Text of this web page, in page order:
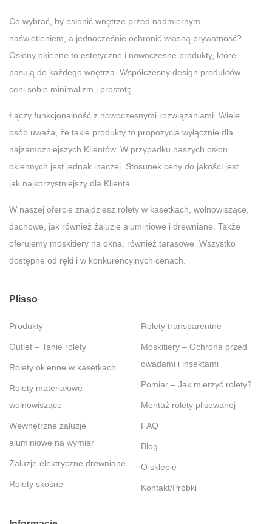
Co wybrać, by osłonić wnętrze przed nadmiernym
naświetleniem, a jednocześnie ochronić własną prywatność?
Osłony okienne to estetyczne i nowoczesne produkty, które
pasują do każdego wnętrza. Współczesny design produktów
ceni sobie minimalizm i prostotę.
Łączy funkcjonalność z nowoczesnymi rozwiązaniami. Wiele
osób uważa, że takie produkty to propozycja wyłącznie dla
najzamożniejszych Klientów. W przypadku naszych osłon
okiennych jest jednak inaczej. Stosunek ceny do jakości jest
jak najkorzystniejszy dla Klienta.
W naszej ofercie znajdziesz rolety w kasetkach, wolnowiszące,
dachowe, jak również żaluzje aluminiowe i drewniane. Także
oferujemy moskitiery na okna, również tarasowe. Wszystko
dostępne od ręki i w konkurencyjnych cenach.
Plisso
Produkty
Outlet – Tanie rolety
Rolety okienne w kasetkach
Rolety materiałowe
wolnowiszące
Wewnętrzne żaluzje
aluminiowe na wymiar
Żaluzje elektryczne drewniane
Rolety skośne
Rolety transparentne
Moskitiery – Ochrona przed
owadami i insektami
Pomiar – Jak mierzyć rolety?
Montaż rolety plisowanej
FAQ
Blog
O sklepie
Kontakt/Próbki